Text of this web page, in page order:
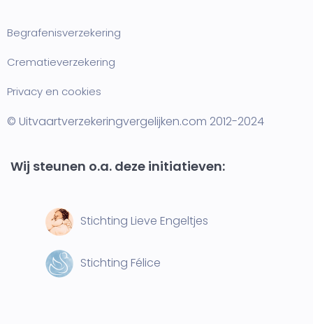
Begrafenisverzekering
Crematieverzekering
Privacy en cookies
© Uitvaartverzekeringvergelijken.com 2012-2024
Wij steunen o.a. deze initiatieven:
Stichting Lieve Engeltjes
Stichting Félice